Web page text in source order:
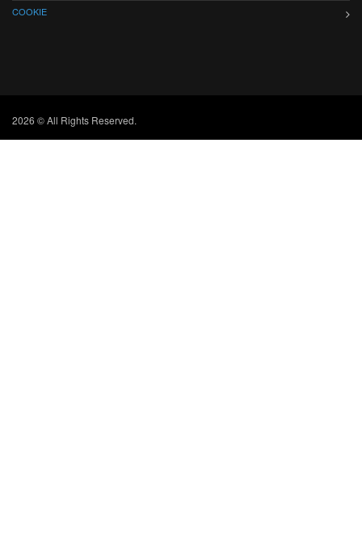
COOKIE
2026 © All Rights Reserved.